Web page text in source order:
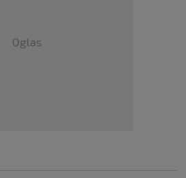
Oglas